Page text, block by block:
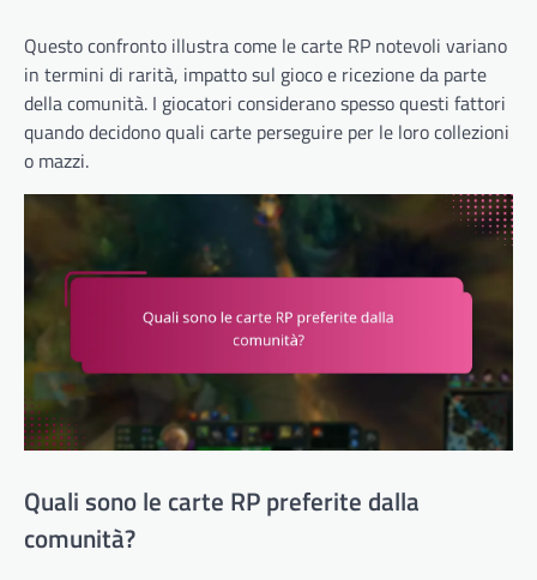
Questo confronto illustra come le carte RP notevoli variano
in termini di rarità, impatto sul gioco e ricezione da parte
della comunità. I giocatori considerano spesso questi fattori
quando decidono quali carte perseguire per le loro collezioni
o mazzi.
Quali sono le carte RP preferite dalla
comunità?